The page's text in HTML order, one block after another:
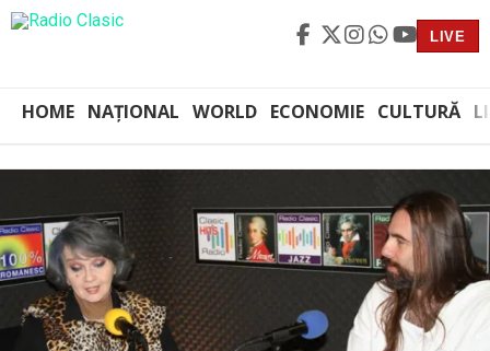
LIVE
HOME NAȚIONAL WORLD ECONOMIE CULTURĂ